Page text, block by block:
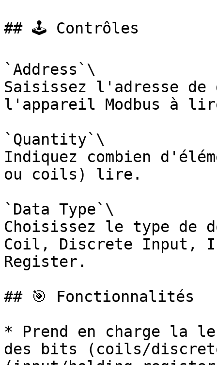
## 🕹️ Contrôles
`Address`\
Saisissez l'adresse
l'appareil Modbus à
`Quantity`\
Indiquez combien
ou coils) lire.
`Data Type`\
Choisissez le type de
Coil, Discrete Input,
Register.
## 🎯 Fonctionnalités
* Prend en charge la
des bits (coils/